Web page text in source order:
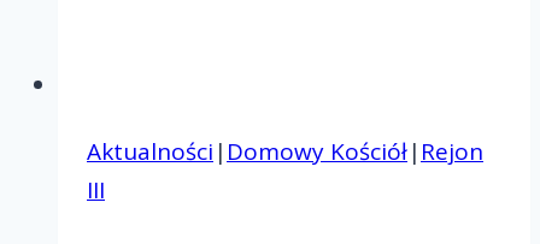
Aktualności | Domowy Kościół| Rejon
III